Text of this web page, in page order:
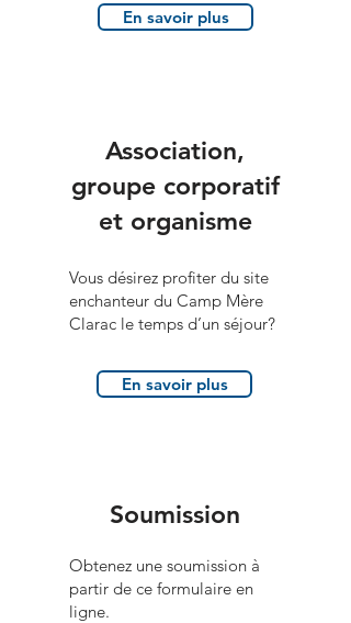
En savoir plus
Association,
groupe corporatif
et organisme
Vous désirez profiter du site
enchanteur du Camp Mère
Clarac le temps d’un séjour?
En savoir plus
Soumission
Obtenez une soumission à
partir de ce formulaire en
ligne.